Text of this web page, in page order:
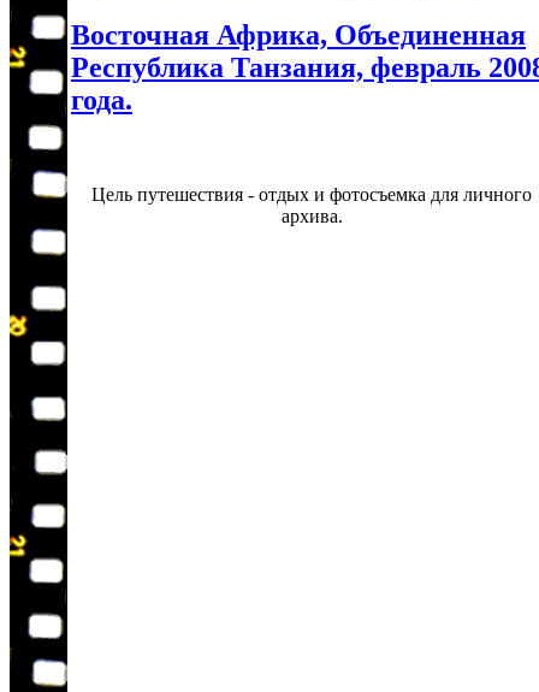
Восточная Африка, Объединенная
Республика Танзания, февраль
года.
Цель путешествия - отдых и фотосъемка для личного
архива.